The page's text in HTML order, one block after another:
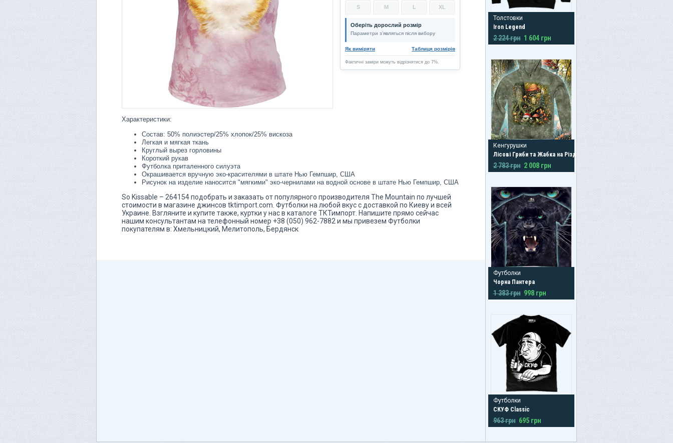
S M L XL
Оберіть дорослий розмір
Параметри з’являться після вибору
Як виміряти Таблиця розмірів
Фактичні заміри можуть відрізнятися до 7%.
Характеристики:
Состав: 50% полиэстер/25% хлопок/25% вискоза
Легкая и мягкая ткань
Круглый вырез горловины
Короткий рукав
Футболка приталенного силуэта
Окрашивается вручную эко-красителями в штате Нью Гемпшир, США
Рисунок на изделие наносится "мягкими" эко-чернилами на водной основе в штате Нью Гемпшир, США
So Kissable – 264154 подобрать и заказать от популярного производителя The Mountain по лучшей
стоимости в магазине джинсов tktimport.com. Футболки на любой вкус с доставкой по Киеву и всей
Украине. Взгляните и купите также, куртки у нас в каталоге ТКТимпорт. Напишите прямо сейчас
нашим консультантам на телефонный номер +38 (050) 962-7882 и мы привезем Футболки
покупателям в: Хмельницкий, Мелитополь, Бердянск
Толстовки
Iron Legend
2 224 грн 1 604 грн
Кенгурушки
Лісові Гриби та Жабка на Різдво
2 783 грн 2 008 грн
Футболки
Чорна Пантера
1 383 грн 998 грн
Футболки
СКУФ Classic
963 грн 695 грн